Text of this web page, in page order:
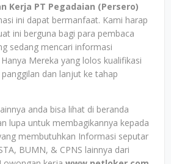
Kerja PT Pegadaian (Persero)
ini dapat bermanfaat. Kami harap
ini berguna bagi para pembaca
sedang mencari informasi
Mereka yang lolos kualifikasi
dan lanjut ke tahap
anda bisa lihat di beranda
lupa untuk membagikannya kepada
membutuhkan Informasi seputar
BUMN, & CPNS lainnya dari